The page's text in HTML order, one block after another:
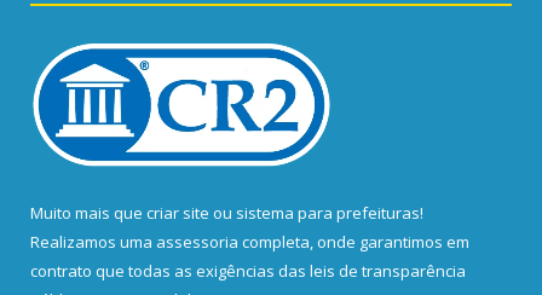
Muito mais que criar site ou sistema para prefeituras!
Realizamos uma assessoria completa, onde garantimos em
contrato que todas as exigências das leis de transparência